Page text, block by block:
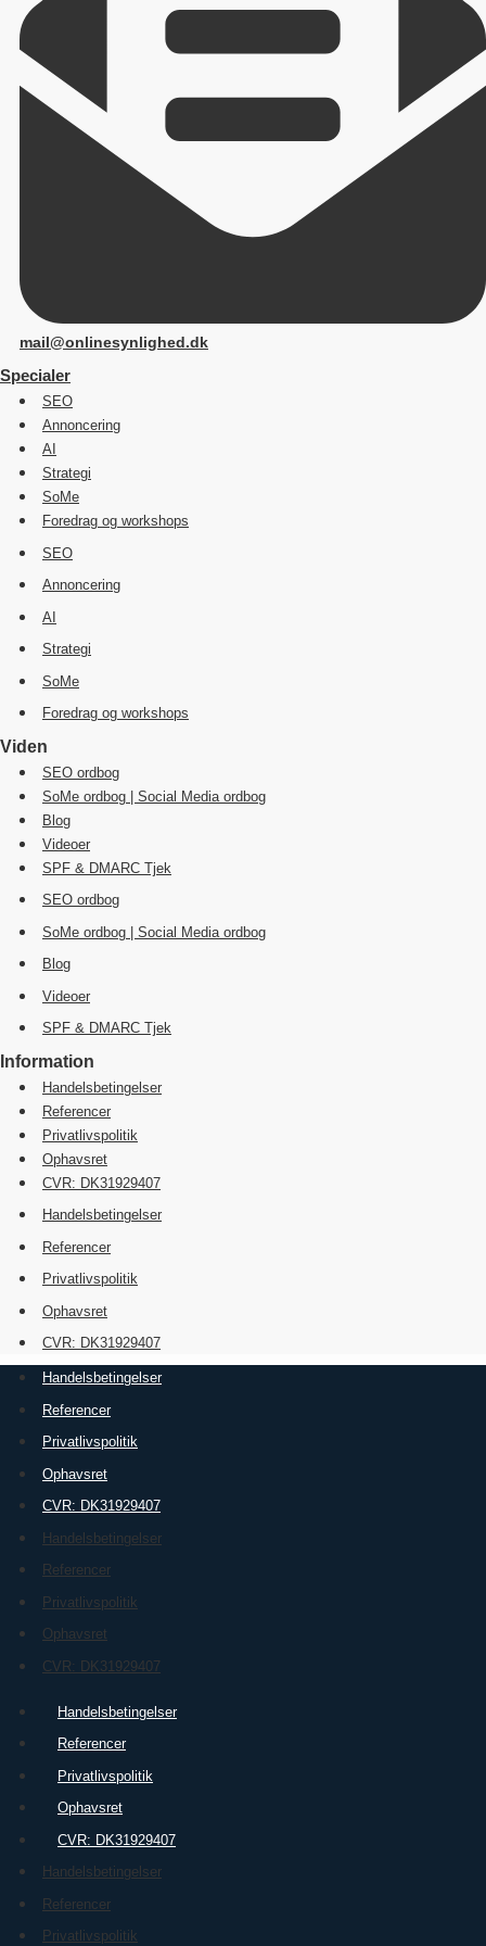
mail@onlinesynlighed.dk
Specialer
SEO
Annoncering
AI
Strategi
SoMe
Foredrag og workshops
SEO
Annoncering
AI
Strategi
SoMe
Foredrag og workshops
Viden
SEO ordbog
SoMe ordbog | Social Media ordbog
Blog
Videoer
SPF & DMARC Tjek
SEO ordbog
SoMe ordbog | Social Media ordbog
Blog
Videoer
SPF & DMARC Tjek
Information
Handelsbetingelser
Referencer
Privatlivspolitik
Ophavsret
CVR: DK31929407
Handelsbetingelser
Referencer
Privatlivspolitik
Ophavsret
CVR: DK31929407
Handelsbetingelser
Referencer
Privatlivspolitik
Ophavsret
CVR: DK31929407
Handelsbetingelser
Referencer
Privatlivspolitik
Ophavsret
CVR: DK31929407
Handelsbetingelser
Referencer
Privatlivspolitik
Ophavsret
CVR: DK31929407
Handelsbetingelser
Referencer
Privatlivspolitik